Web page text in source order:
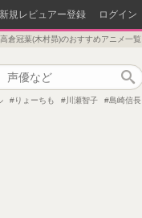
新規レビュアー登録 ログイン
高倉冠葉(木村昴)のおすすめアニメ一覧
りょーちも 川瀬智子 島崎信長